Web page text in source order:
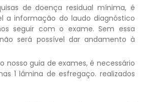
de doença residual mínima, é
a informação do laudo diagnóstico
seguir com o exame. Sem essa
será possível dar andamento à
nosso guia de exames, é necessário
1 lâmina de esfregaço. realizados